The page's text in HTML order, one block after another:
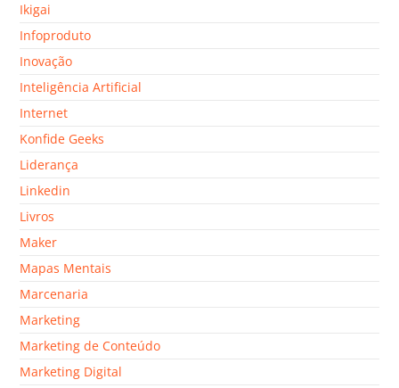
Ikigai
Infoproduto
Inovação
Inteligência Artificial
Internet
Konfide Geeks
Liderança
Linkedin
Livros
Maker
Mapas Mentais
Marcenaria
Marketing
Marketing de Conteúdo
Marketing Digital